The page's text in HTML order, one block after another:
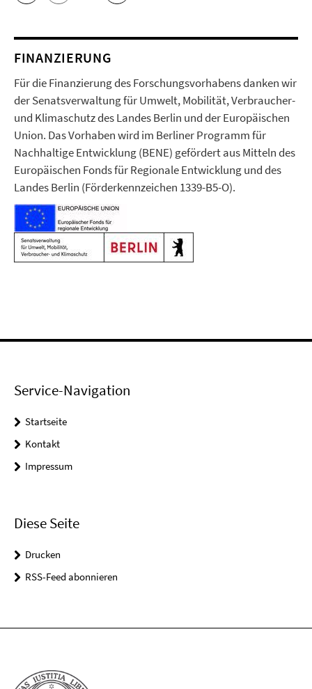
FINANZIERUNG
Für die Finanzierung des Forschungsvorhabens danken wir
der Senatsverwaltung für Umwelt, Mobilität, Verbraucher-
und Klimaschutz des Landes Berlin und der Europäischen
Union. Das Vorhaben wird im Berliner Programm für
Nachhaltige Entwicklung (BENE) gefördert aus Mitteln des
Europäischen Fonds für Regionale Entwicklung und des
Landes Berlin (Förderkennzeichen 1339-B5-O).
Service-Navigation
Startseite
Kontakt
Impressum
Diese Seite
Drucken
RSS-Feed abonnieren